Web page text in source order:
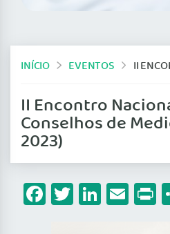
INÍCIO EVENTOS II ENCONTRO
II Encontro
Conselhos de
2023)
Facebook
Twitter